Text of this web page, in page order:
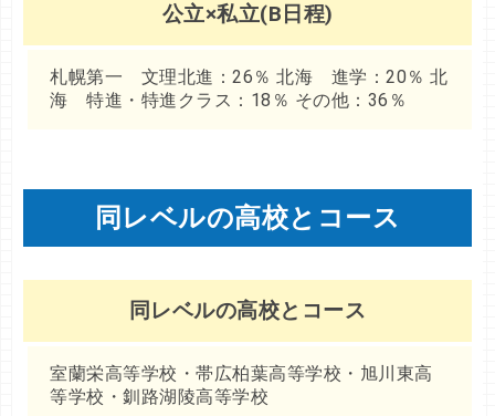
公立×私立(B日程)
札幌第一 文理北進：26％ 北海 進学：20％ 北
海 特進・特進クラス：18％ その他：36％
同レベルの高校とコース
同レベルの高校とコース
室蘭栄高等学校・帯広柏葉高等学校・旭川東高
等学校・釧路湖陵高等学校